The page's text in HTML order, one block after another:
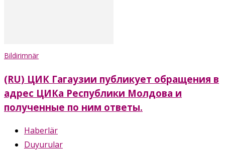
Bildirimnär
(RU) ЦИК Гагаузии публикует обращения в
адрес ЦИКа Республики Молдова и
полученные по ним ответы.
Haberlär
Duyurular